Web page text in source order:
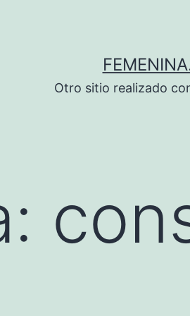
Otro sitio realizado